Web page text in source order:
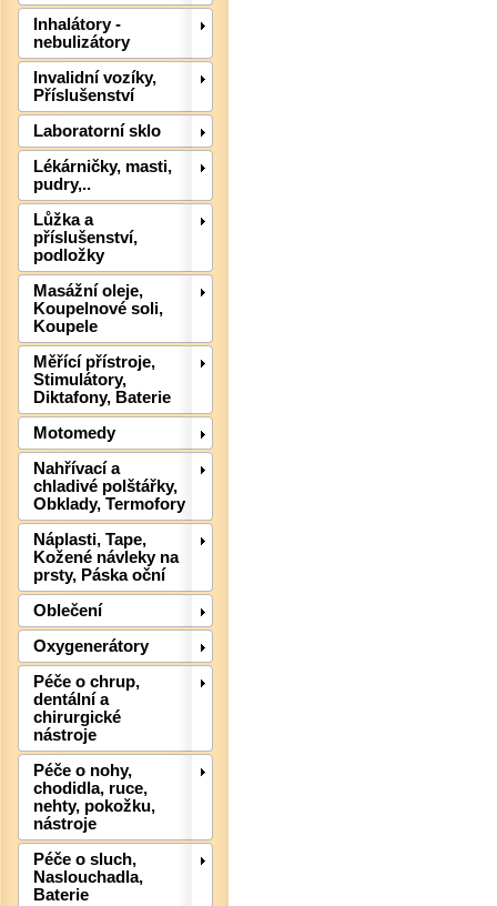
Inhalátory -
nebulizátory
Invalidní vozíky,
Příslušenství
Laboratorní sklo
Lékárničky, masti,
pudry,..
Lůžka a
příslušenství,
podložky
Masážní oleje,
Koupelnové soli,
Koupele
Měřící přístroje,
Stimulátory,
Diktafony, Baterie
Motomedy
Nahřívací a
chladivé polštářky,
Obklady, Termofory
Náplasti, Tape,
Kožené návleky na
prsty, Páska oční
Oblečení
Oxygenerátory
Péče o chrup,
dentální a
chirurgické
nástroje
Péče o nohy,
chodidla, ruce,
nehty, pokožku,
nástroje
Péče o sluch,
Naslouchadla,
Baterie